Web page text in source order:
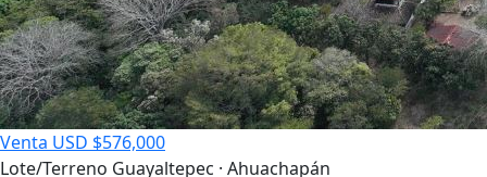
Venta USD $576,000
Lote/Terreno Guayaltepec · Ahuachapán